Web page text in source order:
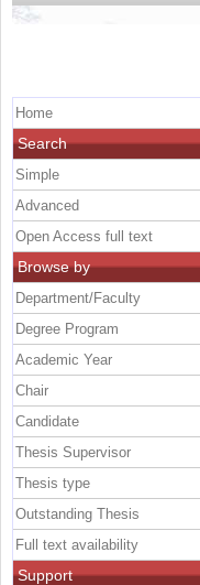
Home
Search
Simple
Advanced
Open Access full text
Browse by
Department/Faculty
Degree Program
Academic Year
Chair
Candidate
Thesis Supervisor
Thesis type
Outstanding Thesis
Full text availability
Support